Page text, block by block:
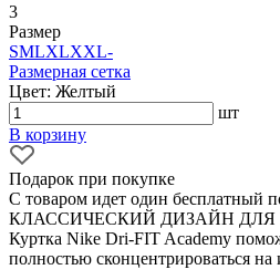
3
Размер
SMLXLXXL-
Размерная сетка
Цвет: Желтый
шт
В корзину
Подарок при покупке
С товаром идет один бесплатный
КЛАССИЧЕСКИЙ ДИЗАЙН
Куртка Nike Dri-FIT Academy
полностью сконцентрироваться